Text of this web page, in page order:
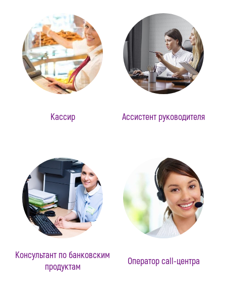
Кассир Ассистент руководителя
Консультант по банковским
продуктам
Оператор call-центра